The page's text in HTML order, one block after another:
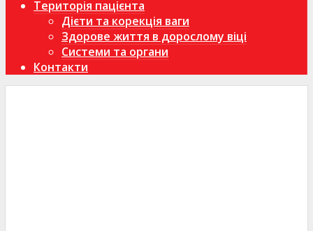
Територія пацієнта
Дієти та корекція ваги
Здорове життя в дорослому віці
Системи та органи
Контакти